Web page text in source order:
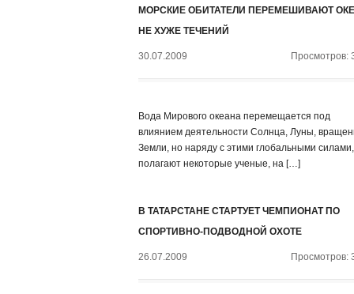
МОРСКИЕ ОБИТАТЕЛИ ПЕРЕМЕШИВАЮТ
НЕ ХУЖЕ ТЕЧЕНИЙ
30.07.2009 Просмотров:
Вода Мирового океана перемещается под
влиянием деятельности Солнца, Луны,
Земли, но наряду с этими глобальными силами,
полагают некоторые ученые, на […]
В ТАТАРСТАНЕ СТАРТУЕТ ЧЕМПИОНАТ ПО
СПОРТИВНО-ПОДВОДНОЙ ОХОТЕ
26.07.2009 Просмотров: